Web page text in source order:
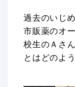
過去のいじ
市販薬のオ
校生のＡさ
とはどのよ